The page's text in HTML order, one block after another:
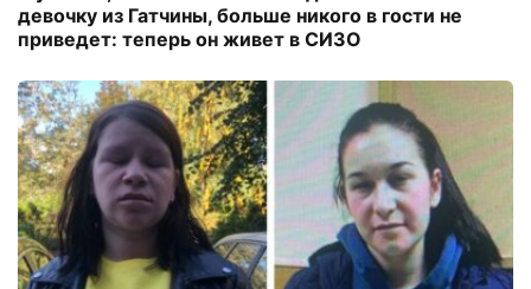
девочку из Гатчины, больше никого в гости не
приведет: теперь он живет в СИЗО